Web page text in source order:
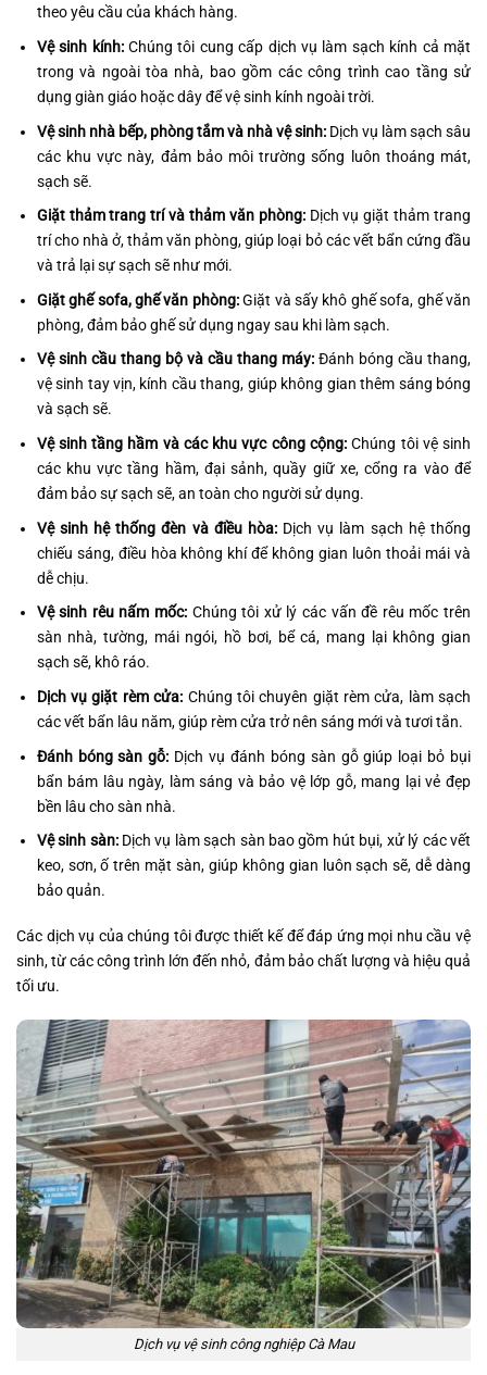
theo yêu cầu của khách hàng.
Vệ sinh kính:Chúng tôi cung cấp dịch vụ làm sạch kính cả mặt
trong và ngoài tòa nhà, bao gồm các công trình cao tầng sử
dụng giàn giáo hoặc dây để vệ sinh kính ngoài trời.
Vệ sinh nhà bếp, phòng tắm và nhà vệ sinh:Dịch vụ làm sạch sâu
các khu vực này, đảm bảo môi trường sống luôn thoáng mát,
sạch sẽ.
Giặt thảm trang trí và thảm văn phòng:Dịch vụ giặt thảm trang
trí cho nhà ở, thảm văn phòng, giúp loại bỏ các vết bẩn cứng đầu
và trả lại sự sạch sẽ như mới.
Giặt ghế sofa, ghế văn phòng:Giặt và sấy khô ghế sofa, ghế văn
phòng, đảm bảo ghế sử dụng ngay sau khi làm sạch.
Vệ sinh cầu thang bộ và cầu thang máy:Đánh bóng cầu thang,
vệ sinh tay vịn, kính cầu thang, giúp không gian thêm sáng bóng
và sạch sẽ.
Vệ sinh tầng hầm và các khu vực công cộng: Chúng tôi vệ sinh
các khu vực tầng hầm, đại sảnh, quầy giữ xe, cổng ra vào để
đảm bảo sự sạch sẽ, an toàn cho người sử dụng.
Vệ sinh hệ thống đèn và điều hòa:Dịch vụ làm sạch hệ thống
chiếu sáng, điều hòa không khí để không gian luôn thoải mái và
dễ chịu.
Vệ sinh rêu nấm mốc: Chúng tôi xử lý các vấn đề rêu mốc trên
sàn nhà, tường, mái ngói, hồ bơi, bể cá, mang lại không gian
sạch sẽ, khô ráo.
Dịch vụ giặt rèm cửa: Chúng tôi chuyên giặt rèm cửa, làm sạch
các vết bẩn lâu năm, giúp rèm cửa trở nên sáng mới và tươi tắn.
Đánh bóng sàn gỗ: Dịch vụ đánh bóng sàn gỗ giúp loại bỏ bụi
bẩn bám lâu ngày, làm sáng và bảo vệ lớp gỗ, mang lại vẻ đẹp
bền lâu cho sàn nhà.
Vệ sinh sàn:Dịch vụ làm sạch sàn bao gồm hút bụi, xử lý các vết
keo, sơn, ố trên mặt sàn, giúp không gian luôn sạch sẽ, dễ dàng
bảo quản.
Các dịch vụ của chúng tôi được thiết kế để đáp ứng mọi nhu cầu vệ
sinh, từ các công trình lớn đến nhỏ, đảm bảo chất lượng và hiệu quả
tối ưu.
Dịch vụ vệ sinh công nghiệp Cà Mau